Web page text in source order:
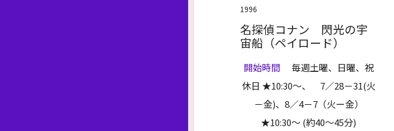
1996
名探偵コナン 閃光の宇
宙船（ペイロード）
開始時間
毎週土曜、日曜、祝
休日 ★10:30～、 7／28－31(火
－金)、8／4－7（火ー金）
★10:30～ (約40～45分)